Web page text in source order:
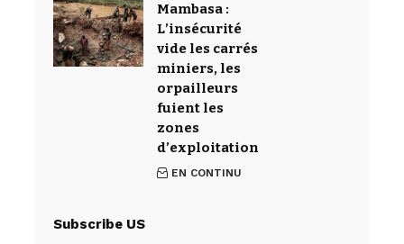
Mambasa :
L’insécurité
vide les carrés
miniers, les
orpailleurs
fuient les
zones
d’exploitation
EN CONTINU
Subscribe US